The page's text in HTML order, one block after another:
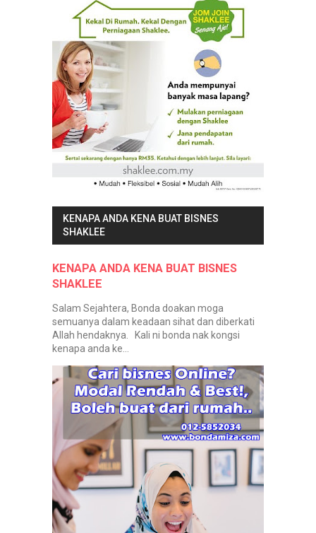
KENAPA ANDA KENA BUAT BISNES
SHAKLEE
KENAPA ANDA KENA BUAT BISNES
SHAKLEE
Salam Sejahtera, Bonda doakan moga
semuanya dalam keadaan sihat dan diberkati
Allah hendaknya. Kali ni bonda nak kongsi
kenapa anda ke...